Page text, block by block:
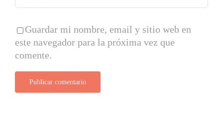
Guardar mi nombre, email y sitio web en
este navegador para la próxima vez que
comente.